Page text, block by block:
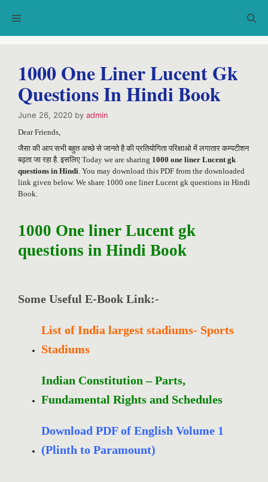
Menu
1000 One Liner Lucent Gk
Questions In Hindi Book
June 26, 2020 by admin
Dear Friends,
जैसा की आप सभी बहुत अच्छे से जानते है की प्रतियोगिता परिक्षाओ में लगातार कम्पटीशन
बढ़ता जा रहा है. इसलिए Today we are sharing 1000 one liner Lucent gk
questions in Hindi. You may download this PDF from the downloaded
link given below. We share 1000 one liner Lucent gk questions in Hindi
Book.
1000 One liner Lucent gk
questions in Hindi Book
Some Useful E-Book Link:-
List of India largest stadiums- Sports
Stadiums
Indian Constitution – Parts,
Fundamental Rights and Schedules
Download PDF of English Volume 1
(Plinth to Paramount)